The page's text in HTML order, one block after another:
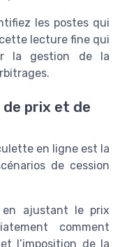
les postes qui
lecture fine qui
la gestion de la
prix et de
en ligne est la
de cession
ajustant le prix
comment
l’imposition de la